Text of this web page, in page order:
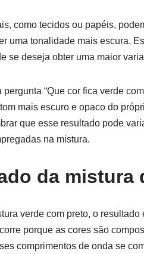
como tecidos ou papéis,
uma tonalidade mais escura.
se deseja obter uma maior
pergunta “Que cor fica verde
mais escuro e opaco do
que esse resultado pode
na mistura.
da mistura
verde com preto, o
porque as cores são
comprimentos de onda se